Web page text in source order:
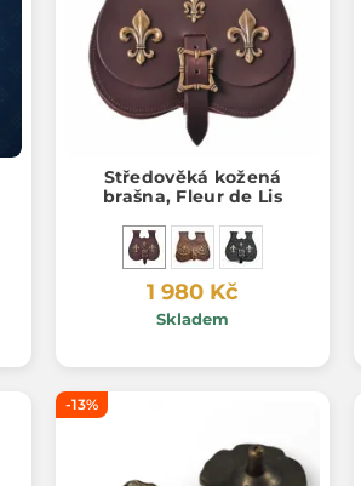
Středověká kožená
brašna, Fleur de Lis
1 980 Kč
Skladem
-13%